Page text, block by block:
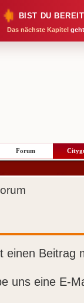
BIST DU
Das nächste Kapitel
Forum
einen Beitrag
uns eine E-